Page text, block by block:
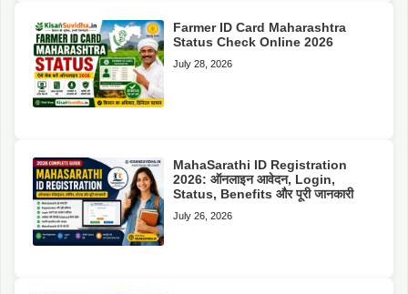
Farmer ID Card Maharashtra
Status Check Online 2026
July 28, 2026
MahaSarathi ID Registration
2026: ऑनलाइन आवेदन, Login,
Status, Benefits और पूरी जानकारी
July 26, 2026